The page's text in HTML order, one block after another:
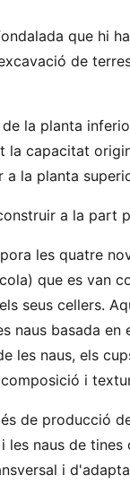
que hi
de
la planta
la capacitat
a la planta
a la part
les quatre
que es van
seus cellers.
naus basada
les naus, els
i
de producció
les naus de
i